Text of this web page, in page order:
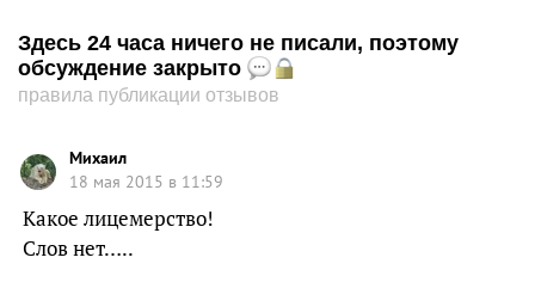
Здесь 24 часа ничего не писали, поэтому
обсуждение закрыто
правила публикации отзывов
Михаил
18 мая 2015 в 11:59
Какое лицемерство!
Слов нет…..